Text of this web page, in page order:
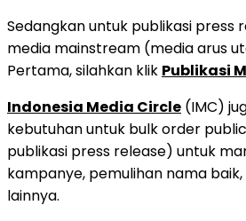
Sedangkan untuk publikasi press
media mainstream (media arus
Pertama, silahkan klik Publikasi
Indonesia Media Circle (IMC)
kebutuhan untuk bulk order
publikasi press release) untuk
kampanye, pemulihan nama
lainnya.